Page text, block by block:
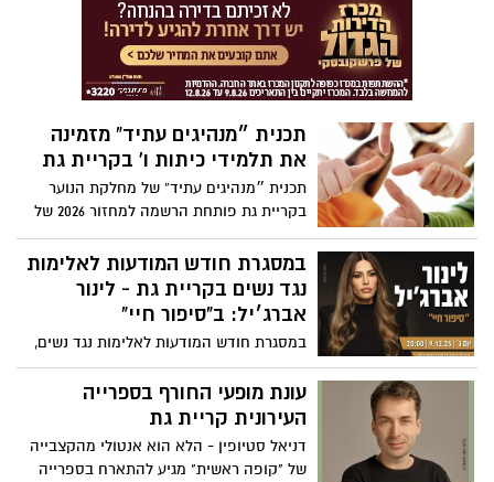
תכנית ״מנהיגים עתיד“ מזמינה
את תלמידי כיתות ו' בקריית גת
תכנית ״מנהיגים עתיד“ של מחלקת הנוער
בקריית גת פותחת הרשמה למחזור 2026 של
פרלמנט הילדים.
במסגרת חודש המודעות לאלימות
נגד נשים בקריית גת - לינור
אברג׳יל: ב"סיפור חיי"
במסגרת חודש המודעות לאלימות נגד נשים,
רשת המתנ"סים העירונית מזמינה אתכם
להשתתף במגוון אירועים מרתקים ומעוררי
השראה שיתקיימו בעיר לאורך החודש.
עונת מופעי החורף בספרייה
העירונית קריית גת
דניאל סטיופין - הלא הוא אנטולי מהקצבייה
של "קופה ראשית" מגיע להתארח בספרייה